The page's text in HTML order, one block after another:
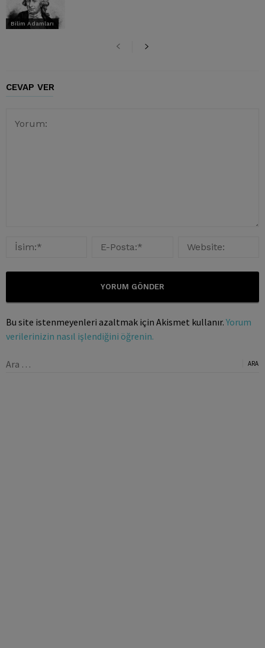
Bilim Adamları
CEVAP VER
Bu site istenmeyenleri azaltmak için Akismet kullanır. Yorum
verilerinizin nasıl işlendiğini öğrenin.
Arama: